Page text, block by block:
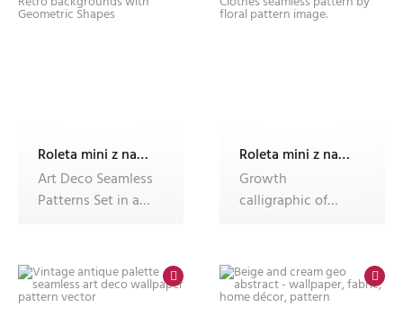
Roleta mini z nadrukiem
Art Deco Seamless
Patterns Set in a
Roleta mini z nadrukiem
Growth
calligraphic of
stylish